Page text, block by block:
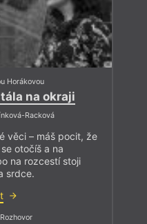
Horákovou
na okraji
Racková
věci – máš pocit, že
otočíš a na
na rozcestí stoji
srdce.